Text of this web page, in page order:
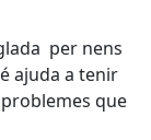
per nens
ajuda a tenir
que